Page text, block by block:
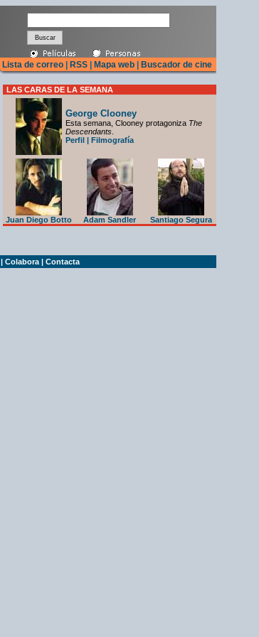
Lista de correo RSS Mapa web Buscador de cine
LAS CARAS DE LA SEMANA
George Clooney
Esta semana, Clooney protagoniza The
Descendants
Perfil | Filmografía
Juan Diego Botto Adam Sandler Santiago Segura
| Colabora | Contacta